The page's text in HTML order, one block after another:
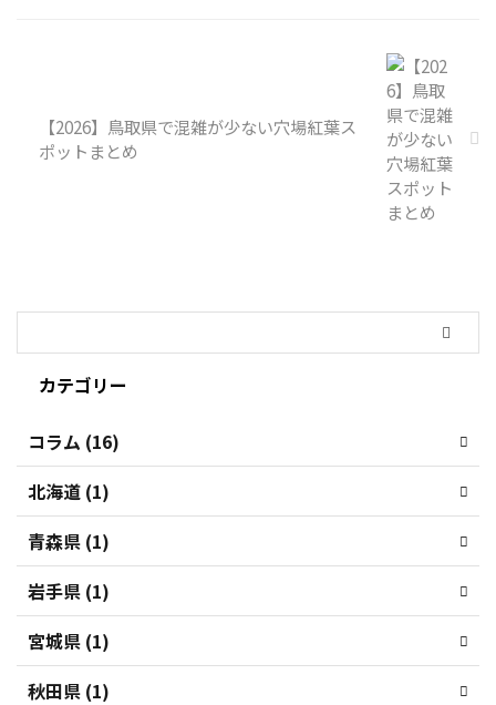
【2026】鳥取県で混雑が少ない穴場紅葉ス
ポットまとめ
カテゴリー
コラム (16)
北海道 (1)
青森県 (1)
岩手県 (1)
宮城県 (1)
秋田県 (1)